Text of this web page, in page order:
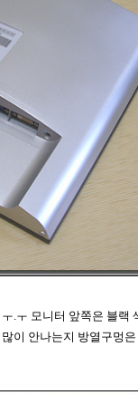
.ㅜ 모니터 앞쪽은 블랙
이 안나는지 방열구멍